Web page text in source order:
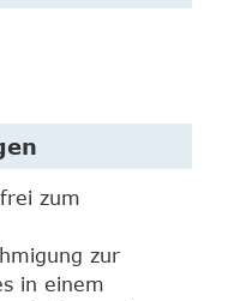
zum
zur
in einem